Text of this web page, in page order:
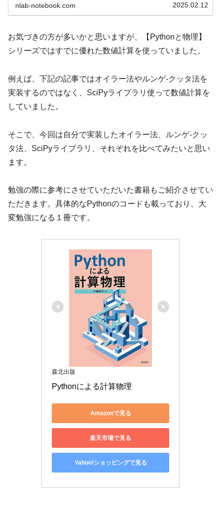
nlab-notebook.com 2025.02.12
お気づきの方が多いかと思いますが、【Pythonと物理】
シリーズではすでに優れた数値計算を使っていました。
例えば、下記の記事ではオイラー法やルンゲ-クッタ法を
実装するのではなく、SciPyライブラリ使って数値計算を
していました。
そこで、今回は自分で実装したオイラー法、ルンゲ-クッ
タ法、SciPyライブラリ、それぞれを比べてみたいと思い
ます。
勉強の際に参考にさせていただいた書籍もご紹介させてい
ただきます。具体的なPythonのコードも載っており、大
変勉強になる１冊です。
森北出版
Pythonによる計算物理
Amazonで見る
楽天市場で見る
Yahoo!ショッピングで見る